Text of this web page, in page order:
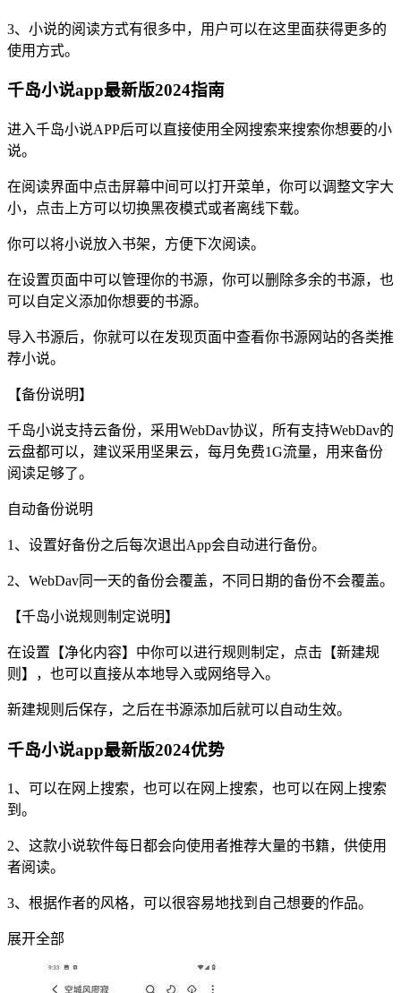
3、小说的阅读方式有很多中，用户可以在这里面获得更多的
使用方式。
千岛小说app最新版2024指南
进入千岛小说APP后可以直接使用全网搜索来搜索你想要的小
说。
在阅读界面中点击屏幕中间可以打开菜单，你可以调整文字大
小，点击上方可以切换黑夜模式或者离线下载。
你可以将小说放入书架，方便下次阅读。
在设置页面中可以管理你的书源，你可以删除多余的书源，也
可以自定义添加你想要的书源。
导入书源后，你就可以在发现页面中查看你书源网站的各类推
荐小说。
【备份说明】
千岛小说支持云备份，采用WebDav协议，所有支持WebDav的
云盘都可以，建议采用坚果云，每月免费1G流量，用来备份
阅读足够了。
自动备份说明
1、设置好备份之后每次退出App会自动进行备份。
2、WebDav同一天的备份会覆盖，不同日期的备份不会覆盖。
【千岛小说规则制定说明】
在设置【净化内容】中你可以进行规则制定，点击【新建规
则】，也可以直接从本地导入或网络导入。
新建规则后保存，之后在书源添加后就可以自动生效。
千岛小说app最新版2024优势
1、可以在网上搜索，也可以在网上搜索，也可以在网上搜索
到。
2、这款小说软件每日都会向使用者推荐大量的书籍，供使用
者阅读。
3、根据作者的风格，可以很容易地找到自己想要的作品。
展开全部